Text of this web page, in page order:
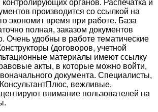
органов. Распечатка и
производится со ссылкой на
экономит время при работе. База
полная, заказом документов
Очень удобны в работе тематические
(договоров, учетной
материалы имеют ссылку
акты, в которые можно войти,
документа. Специалисты,
вежливые,
внимание пользователей на